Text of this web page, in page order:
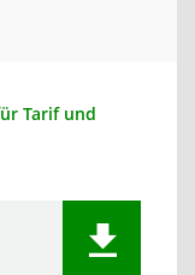
Tarif und